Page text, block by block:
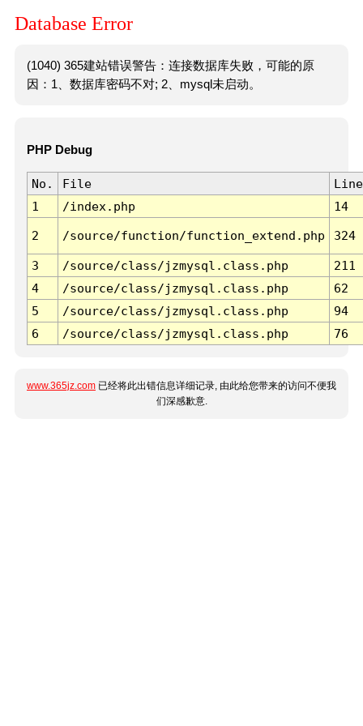
Database Error
(1040) 365建站错误警告：连接数据库失败，可能的原
因：1、数据库密码不对; 2、mysql未启动。
PHP Debug
No. File
Line
1
/index.php 14
2 /source/function/function_extend.php 324
3 /source/class/jzmysql.class.php
211
4
/source/class/jzmysql.class.php
62
5
/source/class/jzmysql.class.php
94
6
/source/class/jzmysql.class.php 76
www.365jz.com 已经将此出错信息详细记录, 由此给您带来的访问不便我
们深感歉意.